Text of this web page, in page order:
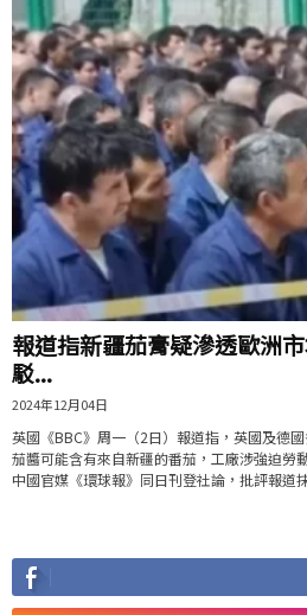
報道指新疆茄膏疑滲透歐洲
駁...
2024年12月04日
英國《BBC》周一（2日）報道指，英國及德
茄醬可能含有來自新疆的番茄，工廠涉強迫勞
中國官媒《環球報》同日刊登社論，批評報道